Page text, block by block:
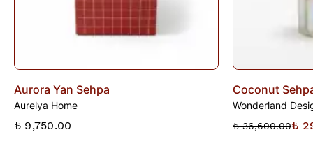
Aurora Yan Sehpa
Aurelya Home
₺ 9,750.00
Coconut
Wonderland
₺ 36,600.00₺